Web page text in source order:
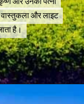
वास्तुकला और लाइट
है।
वास्तुकला और लाइट
है।